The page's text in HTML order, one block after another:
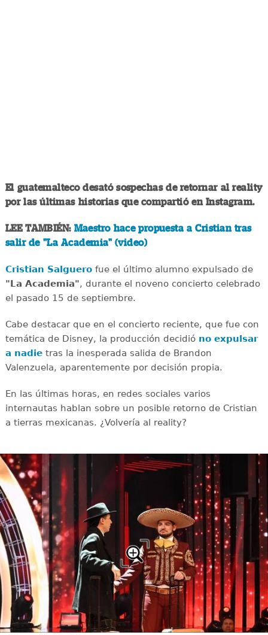
El guatemalteco desató sospechas de retornar al reality
por las últimas historias que compartió en Instagram.
LEE TAMBIÉN: Maestro hace propuesta a Cristian tras
salir de "La Academia" (video)
Cristian Salguerofue el último alumno expulsado de
"La Academia", durante el noveno concierto celebrado
el pasado 15 de septiembre.
Cabe destacar que en el concierto reciente, que fue con
temática de Disney, la producción decidió no expulsar
a nadie tras la inesperada salida de Brandon
Valenzuela, aparentemente por decisión propia.
En las últimas horas, en redes sociales varios
internautas hablan sobre un posible retorno de Cristian
a tierras mexicanas. ¿Volvería al reality?